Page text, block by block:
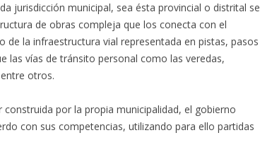
jurisdicción municipal, sea ésta provincial o distrital se
de obras compleja que los conecta con el
la infraestructura vial representada en pistas, pasos
las vías de tránsito personal como las veredas,
otros.
por la propia municipalidad, el gobierno
con sus competencias, utilizando para ello partidas